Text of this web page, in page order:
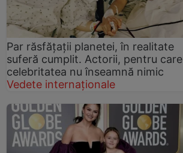
Par răsfățații planetei, în realitate
suferă cumplit. Actorii, pentru care
celebritatea nu înseamnă nimic
Vedete internaționale